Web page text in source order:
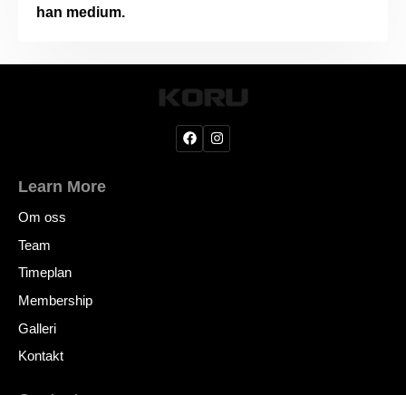
han medium.
Learn More
Om oss
Team
Timeplan
Membership
Galleri
Kontakt